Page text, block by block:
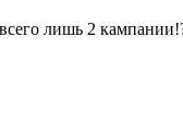
лишь 2